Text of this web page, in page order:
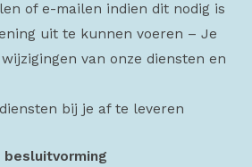
of e-mailen indien dit nodig is
uit te kunnen voeren – Je
van onze diensten en
bij je af te leveren